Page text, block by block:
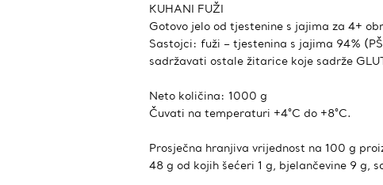
KUHANI FUŽI
Gotovo jelo od tjestenine s jajima za 4+
Sastojci: fuži – tjestenina s jajima 94%
sadržavati ostale žitarice koje sadrže
Neto količina: 1000 g
Čuvati na temperaturi +4°C do +8°C.
Prosječna hranjiva vrijednost na 100 g
48 g od kojih šećeri 1 g, bjelančevine 9 g,